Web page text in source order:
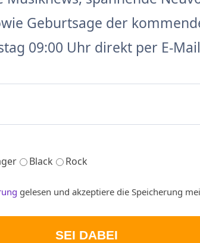
Geburtsage der
09:00 Uhr direkt per E-
Black Rock
gelesen und akzeptiere die Speicherung
SEI DABEI